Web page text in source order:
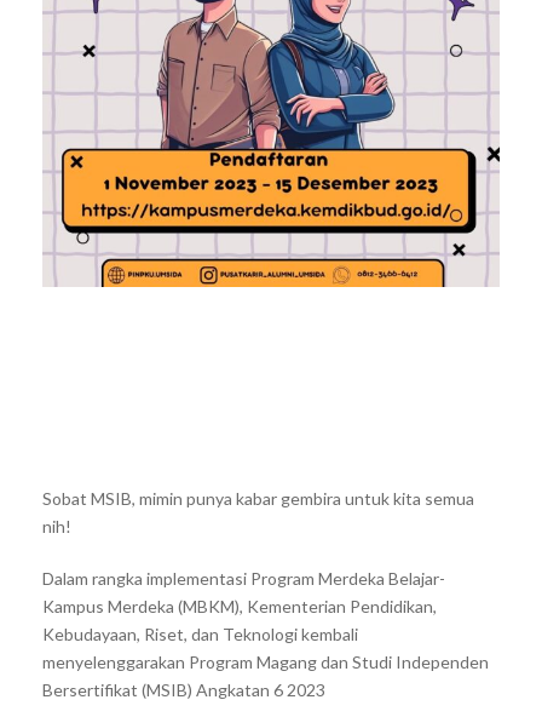
Sobat MSIB, mimin punya kabar gembira untuk kita semua
nih!
Dalam rangka implementasi Program Merdeka Belajar-
Kampus Merdeka (MBKM), Kementerian Pendidikan,
Kebudayaan, Riset, dan Teknologi kembali
menyelenggarakan Program Magang dan Studi Independen
Bersertifikat (MSIB) Angkatan 6 2023